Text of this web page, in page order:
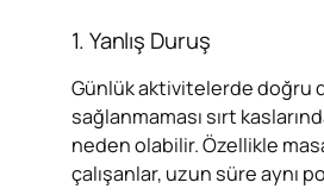
1. Yanlış Duruş
Günlük aktivitelerde doğru
sağlanmaması sırt
neden olabilir. Özellikle
çalışanlar, uzun süre aynı